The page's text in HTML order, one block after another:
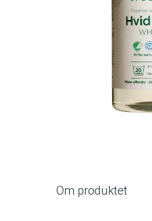
A-kolbe
Om produktet